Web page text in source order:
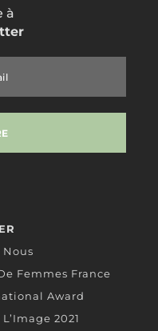
à
Nous
Femmes France
Award
2021